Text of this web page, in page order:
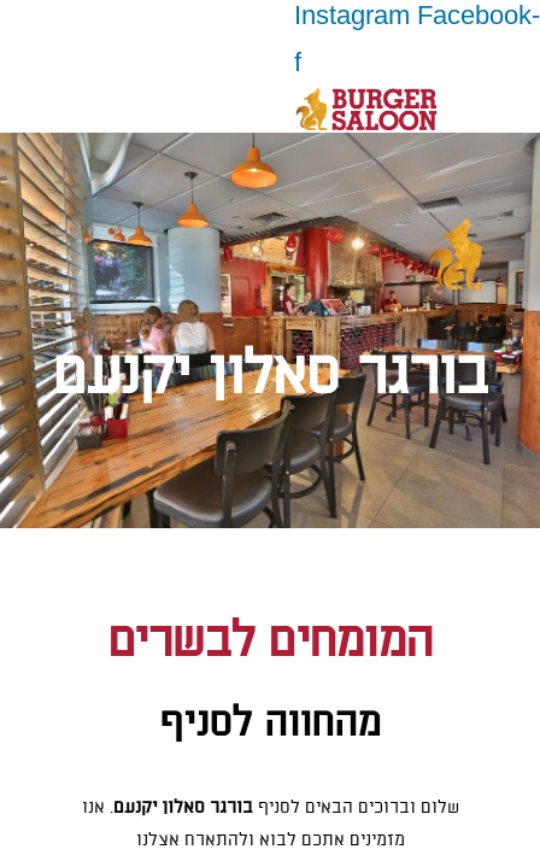
Instagram Facebook-
f
בורגר סאלון יקנעם
המומחים לבשרים
מהחווה לסניף
שלום וברוכים הבאים לסניףבורגר סאלון יקנעם. אנו
מזמינים אתכם לבוא ולהתארח אצלנו